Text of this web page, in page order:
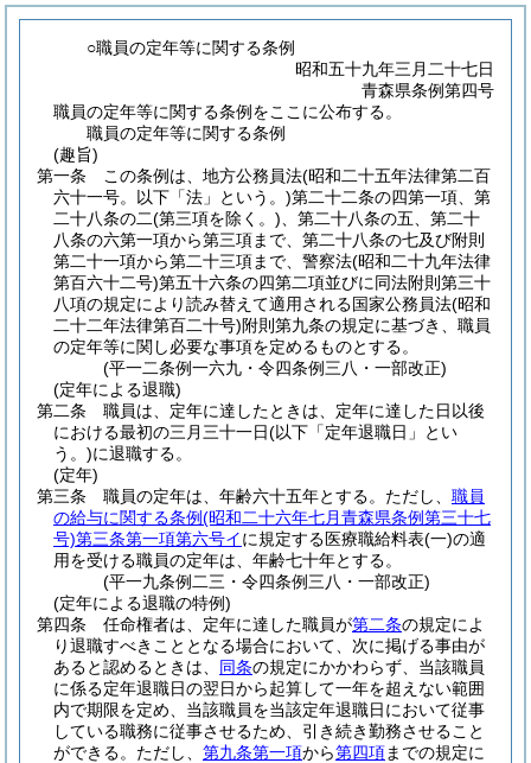
○職員の定年等に関する条例
昭和五十九年三月二十七日
青森県条例第四号
職員の定年等に関する条例をここに公布する。
職員の定年等に関する条例
(趣旨)
第一条
この条例は、地方公務員法(昭和二十五年法律第二百
六十一号。以下「法」という。)第二十二条の四第一項、第
二十八条の二(第三項を除く。) 、第二十八条の五、第二十
八条の六第一項から第三項まで、第二十八条の七及び附則
第二十一項から第二十三項まで、警察法(昭和二十九年法律
第百六十二号)第五十六条の四第二項並びに同法附則第三十
八項の規定により読み替えて適用される国家公務員法(昭和
二十二年法律第百二十号)附則第九条の規定に基づき、職員
の定年等に関し必要な事項を定めるものとする。
(平一二条例一六九・令四条例三八・一部改正)
(定年による退職)
第二条
職員は、定年に達したときは、定年に達した日以後
における最初の三月三十一日(以下「定年退職日」とい
う。)に退職する。
(定年)
第三条
職員の定年は、年齢六十五年とする。 ただし、 職員
の給与に関する条例(昭和二十六年七月青森県条例第三十七
号)第三条第一項第六号イに規定する医療職給料表(一)の適
用を受ける職員の定年は、年齢七十年とする。
(平一九条例二三・令四条例三八・一部改正)
(定年による退職の特例)
第四条
任命権者は、定年に達した職員が第二条の規定によ
り退職すべきこととなる場合において、次に掲げる事由が
あると認めるときは、 同条の規定にかかわらず、当該職員
に係る定年退職日の翌日から起算して一年を超えない範囲
内で期限を定め、当該職員を当該定年退職日において従事
している職務に従事させるため、引き続き勤務させること
ができる。 ただし、 第九条第一項から第四項までの規定に